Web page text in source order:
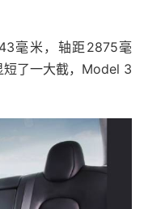
毫米，轴距2875毫
了一大截，Model 3